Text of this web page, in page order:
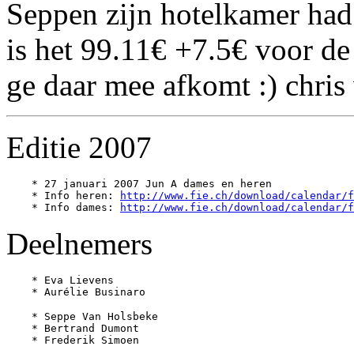
Seppen zijn hotelkamer
is het 99.11€ +7.5€ voor
ge daar mee afkomt :)
Editie 2007
    * 27 januari 2007 Jun A dames en heren
    * Info heren:
http://www.fie.ch/download/calendar/
    * Info dames:
http://www.fie.ch/download/calendar/
Deelnemers
    * Eva Lievens
    * Seppe Van Holsbeke
    * Bertrand Dumont